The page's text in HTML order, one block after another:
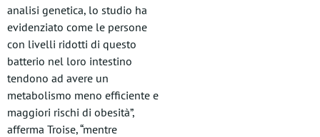
analisi genetica, lo studio ha
evidenziato come le persone
con livelli ridotti di questo
batterio nel loro intestino
tendono ad avere un
metabolismo meno efficiente e
maggiori rischi di obesità”,
afferma Troise, “mentre